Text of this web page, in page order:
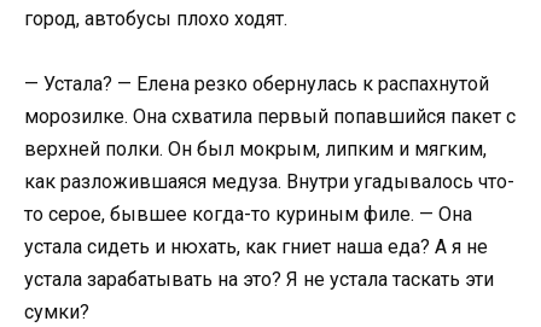
город, автобусы плохо ходят.
— Устала? — Елена резко обернулась к распахнутой
морозилке. Она схватила первый попавшийся пакет с
верхней полки. Он был мокрым, липким и мягким,
как разложившаяся медуза. Внутри угадывалось что-
то серое, бывшее когда-то куриным филе. — Она
устала сидеть и нюхать, как гниет наша еда? А я не
устала зарабатывать на это? Я не устала таскать эти
сумки?